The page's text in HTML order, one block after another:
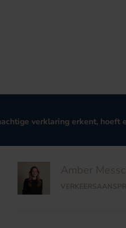
verklaring erkent,
Amber